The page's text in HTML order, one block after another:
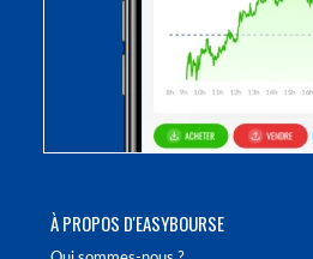
À PROPOS D'EASYBOURSE